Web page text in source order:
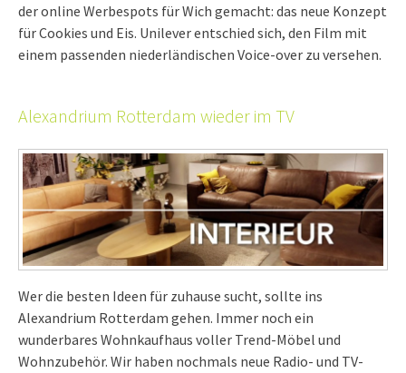
der online Werbespots für Wich gemacht: das neue Konzept
für Cookies und Eis. Unilever entschied sich, den Film mit
einem passenden niederländischen Voice-over zu versehen.
Alexandrium Rotterdam wieder im TV
Wer die besten Ideen für zuhause sucht, sollte ins
Alexandrium Rotterdam gehen. Immer noch ein
wunderbares Wohnkaufhaus voller Trend-Möbel und
Wohnzubehör. Wir haben nochmals neue Radio- und TV-